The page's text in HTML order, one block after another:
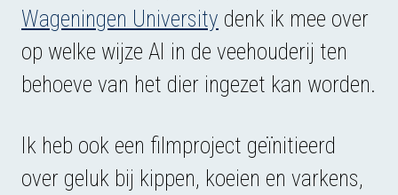
Wageningen University denk ik mee over
op welke wijze AI in de veehouderij ten
behoeve van het dier ingezet kan worden.
Ik heb ook een filmproject geïnitieerd
over geluk bij kippen, koeien en varkens,